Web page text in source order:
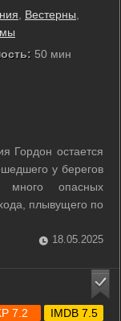
Вестерны
50 мин
Гордон остается
у берегов
много опасных
плывущего по
18.05.2025
7.2 IMDB 7.5